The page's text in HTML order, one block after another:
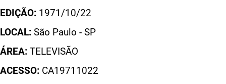
EDIÇÃO: 1971/10/22
LOCAL: São Paulo - SP
ÁREA: TELEVISÃO
ACESSO: CA19711022